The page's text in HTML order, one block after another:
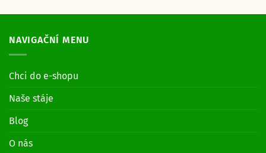
NAVIGAČNÍ MENU
Chci do e-shopu
Naše stáje
Blog
O nás